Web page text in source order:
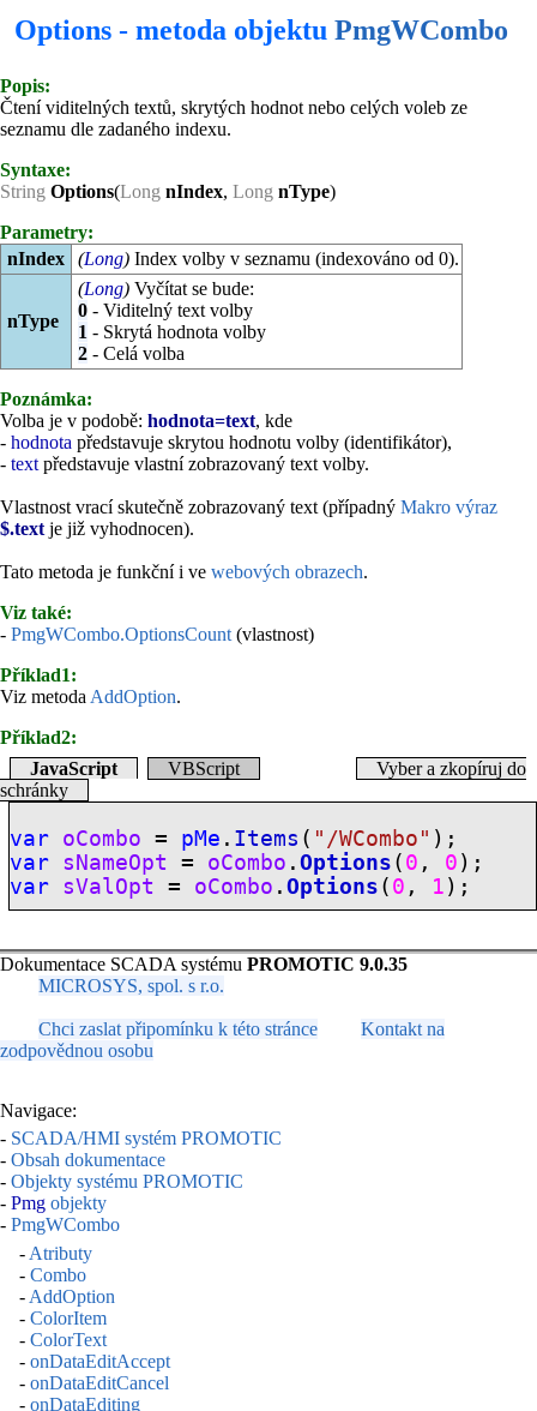
Options - metoda objektu PmgWCombo
Popis:
Čtení viditelných textů, skrytých hodnot nebo celých voleb ze
seznamu dle zadaného indexu.
Syntaxe:
String Options(Long nIndex, Long nType)
Parametry:
nIndex
(Long)Index volby v seznamu (indexováno od 0).
nType
(Long)Vyčítat se bude:
0- Viditelný text volby
1 - Skrytá hodnota volby
2- Celá volba
Poznámka:
Volba je v podobě: hodnota=text, kde
- hodnota představuje skrytou hodnotu volby (identifikátor),
- text představuje vlastní zobrazovaný text volby.
Vlastnost vrací skutečně zobrazovaný text (případný Makro výraz
$.text je již vyhodnocen).
Tato metoda je funkční i ve webových obrazech.
Viz také:
- PmgWCombo.OptionsCount (vlastnost)
Příklad1:
Viz metoda AddOption.
Příklad2:
JavaScript
VBScript
Vyber a zkopíruj do
schránky
var oCombo = pMe . Items ( "/WCombo" );
var sNameOpt = oCombo .Options ( 0 , 0 );
var sValOpt = oCombo .Options ( 0 , 1 );
Dokumentace SCADA systému PROMOTIC 9.0.35
MICROSYS, spol. s r.o.
Chci zaslat připomínku k této stránce
Kontakt na
zodpovědnou osobu
Navigace:
- SCADA/HMI systém PROMOTIC
- Obsah dokumentace
- Objekty systému PROMOTIC
- Pmg objekty
- PmgWCombo
- Atributy
- Combo
- AddOption
- ColorItem
- ColorText
- onDataEditAccept
- onDataEditCancel
- onDataEditing